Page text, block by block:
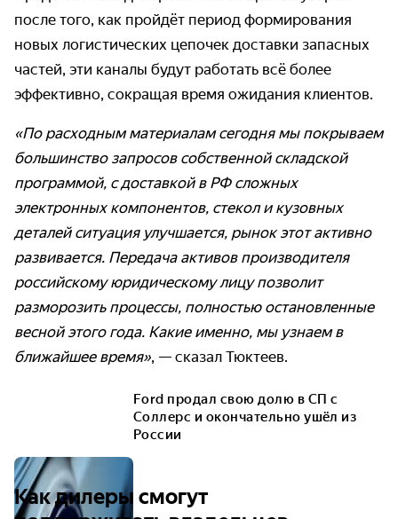
после того, как пройдёт период формирования
новых логистических цепочек доставки запасных
частей, эти каналы будут работать всё более
эффективно, сокращая время ожидания клиентов.
«По расходным материалам сегодня мы покрываем
большинство запросов собственной складской
программой, с доставкой в РФ сложных
электронных компонентов, стекол и кузовных
деталей ситуация улучшается, рынок этот активно
развивается. Передача активов производителя
российскому юридическому лицу позволит
разморозить процессы, полностью остановленные
весной этого года. Какие именно, мы узнаем в
ближайшее время», — сказал Тюктеев.
Ford продал свою долю в СП с
Соллерс и окончательно ушёл из
России
Как дилеры смогут